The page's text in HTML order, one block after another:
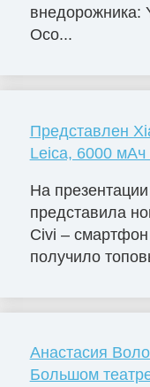
внедорожника:
Осо...
Представлен
Leica, 6000 мАч
На
представила
Civi – смартфон
получило
Анастасия
Большом